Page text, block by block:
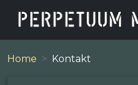
Home Kontakt